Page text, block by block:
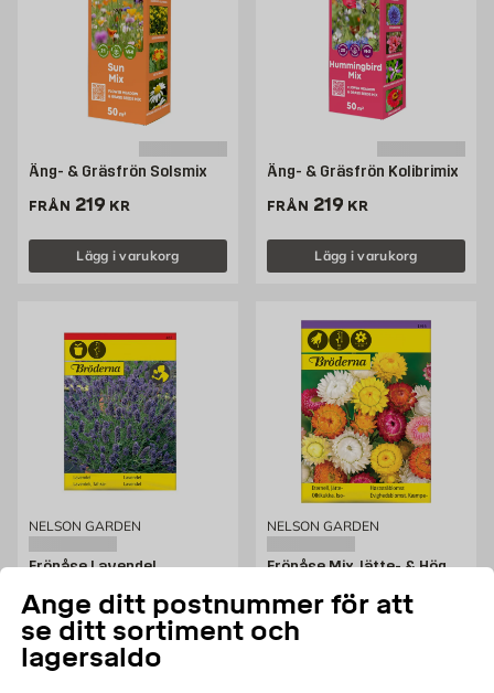
Ange ditt postnummer för att
se ditt sortiment och
lagersaldo
Äng- & Gräsfrön Solsmix
FRÅN Pris 219 kr
219 KR
Lägg i varukorg
Äng- & Gräsfrön Kolibrimix
FRÅN Pris 219 kr
219 KR
Lägg i varukorg
NELSON GARDEN
Fröpåse Lavendel
Fröpåse
FRÅN
Pris 26.95 kr
26,95KR
NELSON GARDEN
Fröpåse Mix Jätte- & Hög
Eternell
FRÅN